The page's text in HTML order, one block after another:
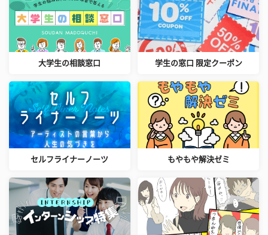
大学生の相談窓口 学生の窓口 限定クーポン
セルフライナーノーツ もやもや解決ゼミ